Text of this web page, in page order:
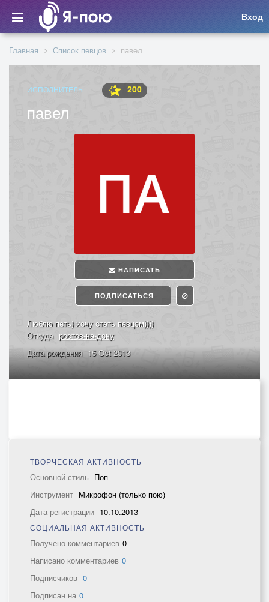
Вход
Главная Список певцов павел
ИСПОЛНИТЕЛЬ 200
павел
НАПИСАТЬ
ПОДПИСАТЬСЯ
Люблю петь) хочу стать певцом))))
Откуда ростов-на-дону
Дата рождения 15 Oct 2013
ТВОРЧЕСКАЯ АКТИВНОСТЬ
Основной стиль Поп
Инструмент Микрофон (только пою)
Дата регистрации 10.10.2013
СОЦИАЛЬНАЯ АКТИВНОСТЬ
Получено комментариев 0
Написано комментариев 0
Подписчиков 0
Подписан на 0